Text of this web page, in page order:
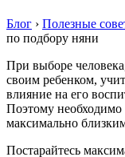
Блог › Полезные
по подбору няни
При выборе
своим ребенком,
влияние на его
Поэтому необходимо
максимально
Постарайтесь